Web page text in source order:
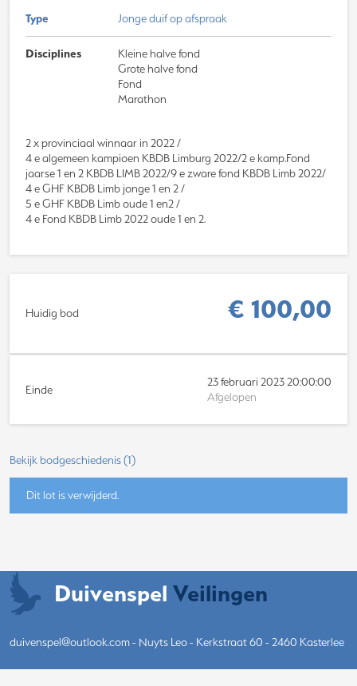
Type Jonge duif op afspraak
Disciplines
Kleine halve fond
Grote halve fond
Fond
Marathon
2 x provinciaal winnaar in 2022 /
4 e algemeen kampioen KBDB Limburg 2022/2 e kamp.Fond
jaarse 1 en 2 KBDB LIMB 2022/9 e zware fond KBDB Limb 2022/
4 e GHF KBDB Limb jonge 1 en 2 /
5 e GHF KBDB Limb oude 1 en2 /
4 e Fond KBDB Limb 2022 oude 1 en 2.
Huidig bod € 100,00
Einde
23 februari 2023 20:00:00
Afgelopen
Bekijk bodgeschiedenis(1)
Dit lot is verwijderd.
DuivenspelVeilingen
duivenspel@outlook.com- Nuyts Leo - Kerkstraat 60 - 2460 Kasterlee